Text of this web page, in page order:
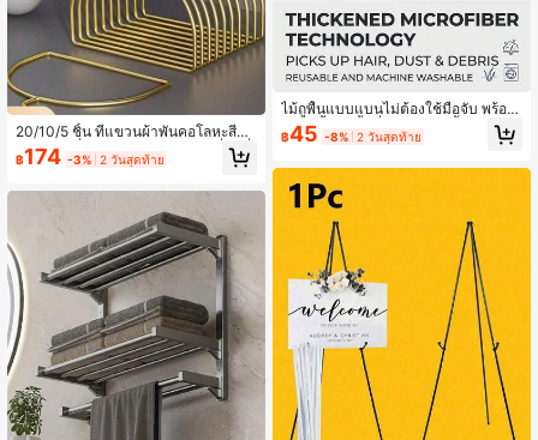
20/10/5 ชิ้น ที่แขวนผ้าพันคอโลหะสีทอ
งหรูหรา, ที่แขวนผ้าพันคอไหมไม่ลื่น, ที่
แขวนเข็มขัด, ที่แขวนเนคไท, ที่จัดระเบี
พื้นผิวสีทองพรีเมียม, ที่แขวนผ้าพันคอไ
หมโลหะหลายวง, เครื่องมือจัดเก็บตู้เสื้อ
ผ้าประหยัดพื้นที่, เหมาะสำหรับผ้าพันค
อ, เข็มขัด, เนคไท และผ้าคลุม
฿174 -3% 2 วันสุดท้าย
ไม้ถูพื้นแบบแบนไม่ต้องใช้มือจับ พร้อม
แผ่นถูพื้น 3 ชิ้นที่สามารถใช้ซ้ำได้ หัวห
มุน 360 องศา ไม้ถูพื้นอเนกประสงค์ใช้ไ
อง พื้นไม้ และพื้นคอมโพสิต กำจัดฝุ่นแล
ะทำความสะอาดได้อย่างมีประสิทธิภาพ
฿45 -8% 2 วันสุดท้าย